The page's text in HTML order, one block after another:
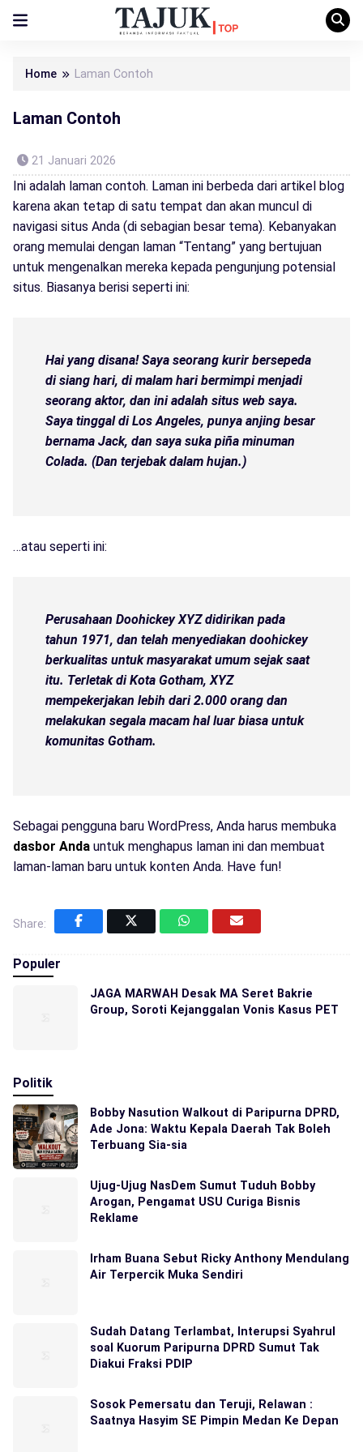
Home Laman Contoh
Laman Contoh
21 Januari 2026
Ini adalah laman contoh. Laman ini berbeda dari artikel blog
karena akan tetap di satu tempat dan akan muncul di
navigasi situs Anda (di sebagian besar tema). Kebanyakan
orang memulai dengan laman “Tentang” yang bertujuan
untuk mengenalkan mereka kepada pengunjung potensial
situs. Biasanya berisi seperti ini:
Hai yang disana! Saya seorang kurir bersepeda
di siang hari, di malam hari bermimpi menjadi
seorang aktor, dan ini adalah situs web saya.
Saya tinggal di Los Angeles, punya anjing besar
bernama Jack, dan saya suka piña minuman
Colada. (Dan terjebak dalam hujan.)
…atau seperti ini:
Perusahaan Doohickey XYZ didirikan pada
tahun 1971, dan telah menyediakan doohickey
berkualitas untuk masyarakat umum sejak saat
itu. Terletak di Kota Gotham, XYZ
mempekerjakan lebih dari 2.000 orang dan
melakukan segala macam hal luar biasa untuk
komunitas Gotham.
Sebagai pengguna baru WordPress, Anda harus membuka
dasbor Anda untuk menghapus laman ini dan membuat
laman-laman baru untuk konten Anda. Have fun!
Share:
Populer
JAGA MARWAH Desak MA Seret Bakrie
Group, Soroti Kejanggalan Vonis Kasus PET
Politik
Bobby Nasution Walkout di Paripurna DPRD,
Ade Jona: Waktu Kepala Daerah Tak Boleh
Terbuang Sia-sia
Ujug-Ujug NasDem Sumut Tuduh Bobby
Arogan, Pengamat USU Curiga Bisnis
Reklame
Irham Buana Sebut Ricky Anthony Mendulang
Air Terpercik Muka Sendiri
Sudah Datang Terlambat, Interupsi Syahrul
soal Kuorum Paripurna DPRD Sumut Tak
Diakui Fraksi PDIP
Sosok Pemersatu dan Teruji, Relawan :
Saatnya Hasyim SE Pimpin Medan Ke Depan